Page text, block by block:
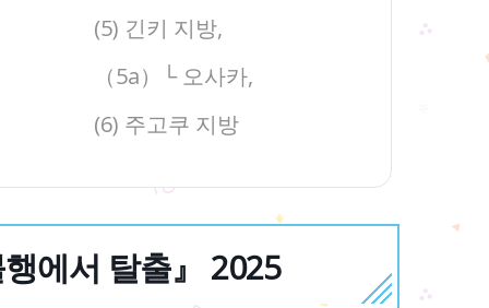
(5) 긴키 지방,
（5a）└ 오사카,
(6) 주고쿠 지방
에서 탈출』 2025